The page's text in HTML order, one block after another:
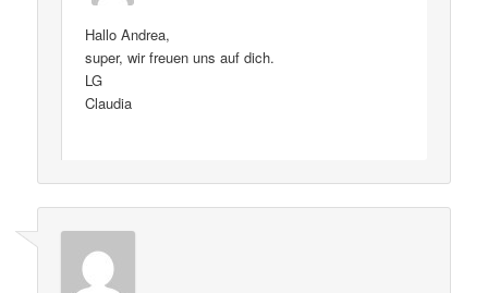
Hallo Andrea,
super, wir freuen uns auf dich.
LG
Claudia